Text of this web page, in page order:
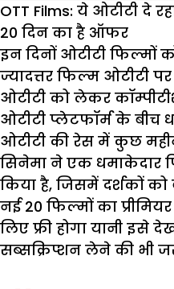
OTT Films: ये ओटीटी दे
20 दिन का है ऑफर
इन दिनों ओटीटी
ज्यादत्तर फिल्म ओटीटी
ओटीटी को लेकर
ओटीटी प्लेटफॉर्म के बीच
ओटीटी की रेस में कुछ
सिनेमा ने एक
किया है, जिसमें दर्शकों
नई 20 फिल्मों का
लिए फ्री होगा यानी इसे
सब्सक्रिप्शन लेने की भी